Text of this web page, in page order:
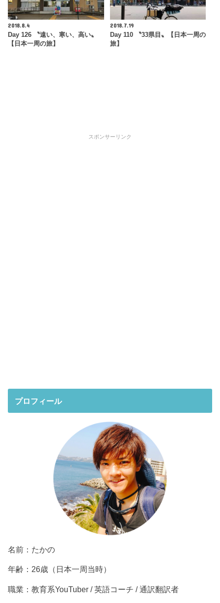
2018.8.4
Day 126 〝遠い、寒い、高い〟
【日本一周の旅】
2018.7.19
Day 110 〝33県目〟【日本一周の
旅】
スポンサーリンク
プロフィール
名前：たかの
年齢：26歳（日本一周当時）
職業：教育系YouTuber / 英語コーチ / 通訳翻訳者